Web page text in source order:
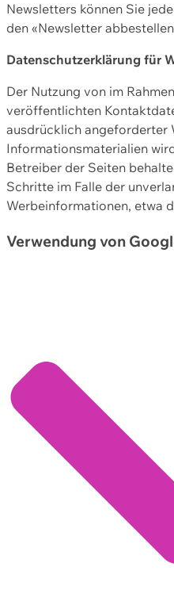
Newsletters können Sie
den «Newsletter
Datenschutzerklärung für
Der Nutzung von im
veröffentlichten
ausdrücklich angeforderter
Informationsmaterialien
Betreiber der Seiten
Schritte im Falle der
Werbeinformationen, etwa
Verwendung von